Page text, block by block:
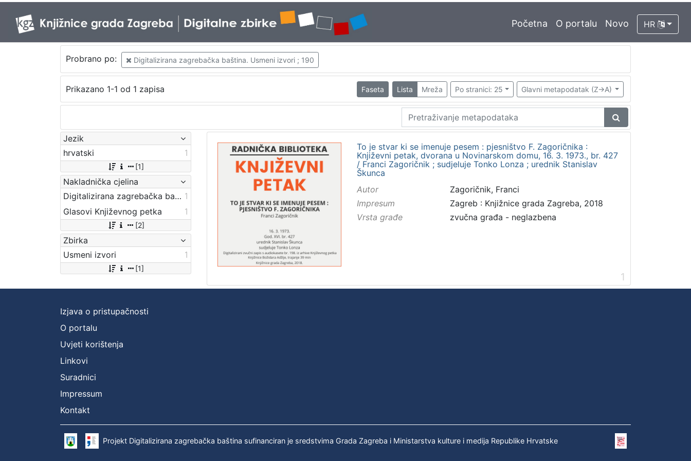
Početna O portalu Novo HR
Probrano po: Digitalizirana zagrebačka baština. Usmeni izvori ; 190
Prikazano 1-1 od 1 zapisa Faseta Lista Mreža Po stranici: 25 Glavni metapodatak (Z->A)
Jezik
hrvatski
1
[1]
Nakladnička cjelina
Digitalizirana zagrebačka baština 1
Glasovi Književnog petka
1
[2]
Zbirka
Usmeni izvori
1
[1]
To je stvar ki se imenuje pesem : pjesništvo F. Zagoričnika :
Književni petak, dvorana u Novinarskom domu, 16. 3. 1973., br. 427
/ Franci Zagoričnik ; sudjeluje Tonko Lonza ; urednik Stanislav
Škunca
Autor
Zagoričnik, Franci
Impresum
Zagreb : Knjižnice grada Zagreba, 2018
Vrsta građe
zvučna građa - neglazbena
1
Izjava o pristupačnosti
O portalu
Uvjeti korištenja
Linkovi
Suradnici
Impressum
Kontakt
Projekt Digitalizirana zagrebačka baština sufinanciran je sredstvima Grada Zagreba i Ministarstva kulture i medija Republike Hrvatske